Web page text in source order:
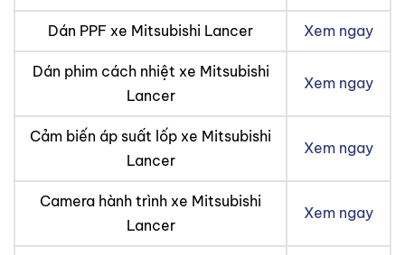
Dán PPF xe Mitsubishi Lancer Xem ngay
Dán phim cách nhiệt xe Mitsubishi
Lancer
Xem ngay
Cảm biến áp suất lốp xe Mitsubishi
Lancer
Xem ngay
Camera hành trình xe Mitsubishi
Lancer
Xem ngay